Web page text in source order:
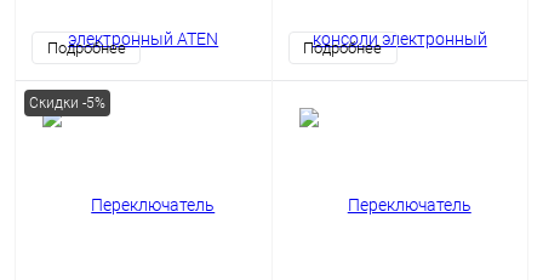
Switch
Подробнее
(CS1716A)
Подробнее
Скидки -5%